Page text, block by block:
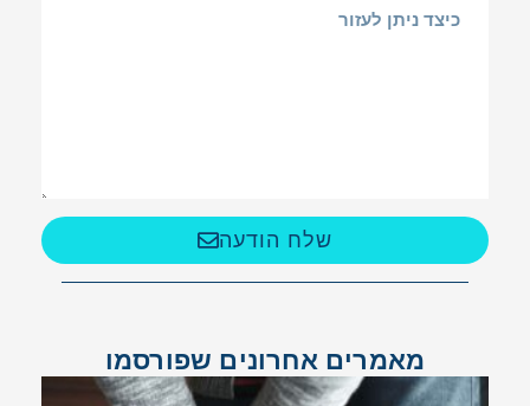
שלח הודעה
מאמרים אחרונים שפורסמו